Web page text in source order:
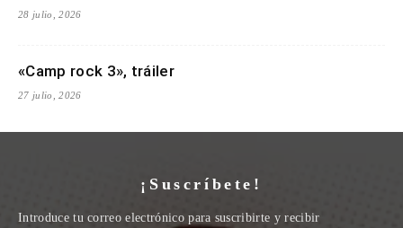
28 julio, 2026
«Camp rock 3», tráiler
27 julio, 2026
¡Suscríbete!
Introduce tu correo electrónico para suscribirte y recibir